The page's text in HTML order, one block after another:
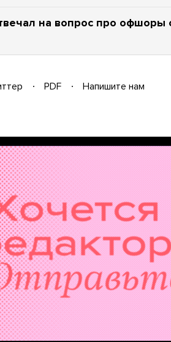
на вопрос про офшоры
PDF
Напишите нам